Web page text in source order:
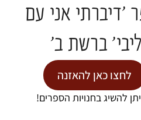
'דיברתי אני עם
ליבי' ברשת ב'
לחצו כאן להאזנה
להשיג בחנויות הספרים!